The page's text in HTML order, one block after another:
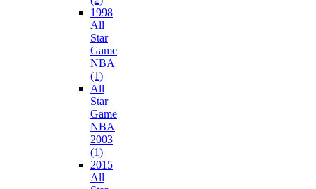
1998
All
Star
Game
NBA
(1)
All
Star
Game
NBA
2003
(1)
2015
All